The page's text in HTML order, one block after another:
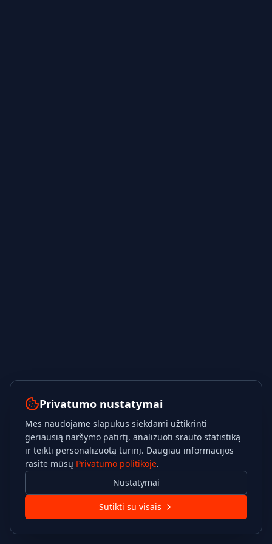
Privatumo nustatymai
Mes naudojame slapukus siekdami užtikrinti
geriausią naršymo patirtį, analizuoti srauto statistiką
ir teikti personalizuotą turinį. Daugiau informacijos
rasite mūsų Privatumo politikoje.
Nustatymai
Sutikti su visais